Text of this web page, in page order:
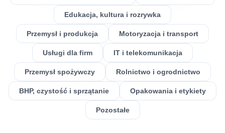
Edukacja, kultura i rozrywka
Przemysł i produkcja Motoryzacja i transport
Usługi dla firm IT i telekomunikacja
Przemysł spożywczy Rolnictwo i ogrodnictwo
BHP, czystość i sprzątanie Opakowania i etykiety
Pozostałe